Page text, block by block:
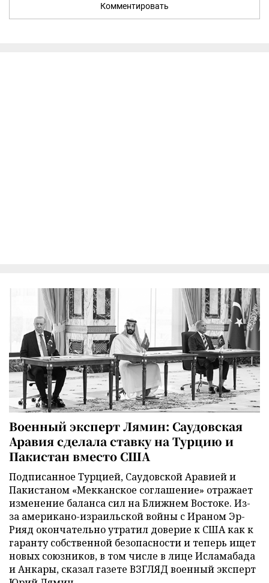
Комментировать
Военный эксперт Лямин: Саудовская
Аравия сделала ставку на Турцию и
Пакистан вместо США
Подписанное Турцией, Саудовской Аравией и
Пакистаном «Мекканское соглашение» отражает
изменение баланса сил на Ближнем Востоке. Из-
за американо-израильской войны с Ираном Эр-
Рияд окончательно утратил доверие к США как к
гаранту собственной безопасности и теперь ищет
новых союзников, в том числе в лице Исламабада
и Анкары, сказал газете ВЗГЛЯД военный эксперт